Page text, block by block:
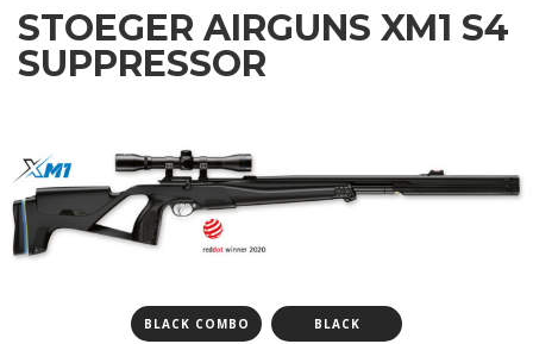
STOEGER AIRGUNS XM1 S4
SUPPRESSOR
BLACK COMBO BLACK